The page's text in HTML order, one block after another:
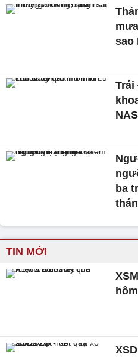
sao
Trái
ba
TIN MỚI